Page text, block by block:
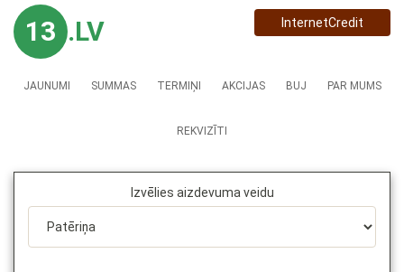
13 .LV InternetCredit
JAUNUMI SUMMAS TERMIŅI AKCIJAS BUJ PAR MUMS
REKVIZĪTI
Izvēlies aizdevuma veidu